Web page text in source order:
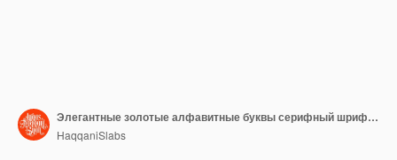
Элегантные золотые алфавитные буквы серифный шрифт классический минимальный стиль типография векторные шрифты
HaqqaniSlabs